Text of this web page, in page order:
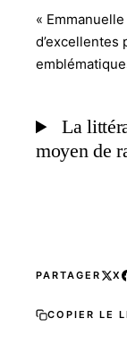
« Emmanuelle
d’excellentes
La
moyen de
PARTAGER X
COPIER LE